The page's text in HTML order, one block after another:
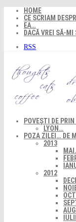
content
HOME
CE SCRIAM
EA…
DACĂ VREI SĂ-
RSS
POVEȘTI DE
LYON…
POZA ZILEI… DE
2013
2012